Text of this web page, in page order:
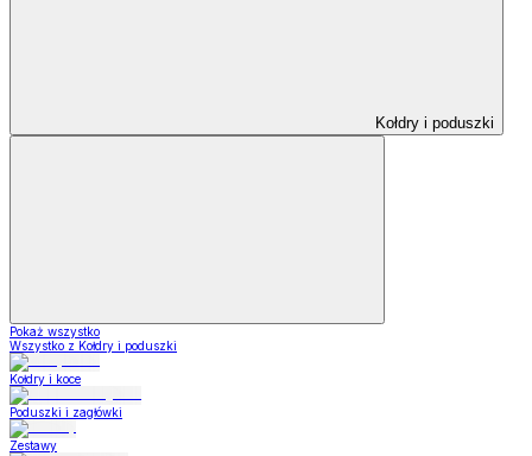
Kołdry i poduszki
Pokaż wszystko
Wszystko z Kołdry i poduszki
Kołdry i koce
Poduszki i zagłówki
Zestawy